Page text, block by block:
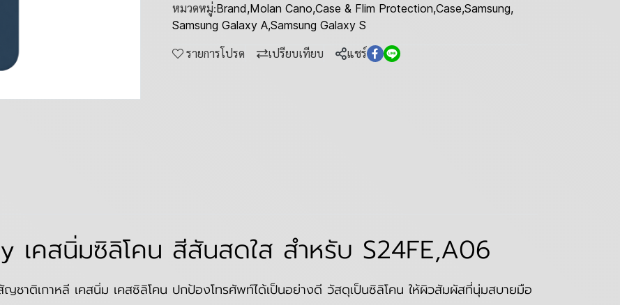
หมวดหมู่:Brand,Molan Cano,Case & Flim Protection,Case,Samsung,
Samsung Galaxy A,Samsung Galaxy S
รายการโปรด เปรียบเทียบ แชร์
เคสนิ่มซิลิโคน สีสันสดใส สำหรับ S24FE,A06
าติเกาหลี เคสนิ่ม เคสซิลิโคน ปกป้องโทรศัพท์ได้เป็นอย่างดี วัสดุเป็นซิลิโคน ให้ผิวสัมผัสที่นุ่มสบายมือ